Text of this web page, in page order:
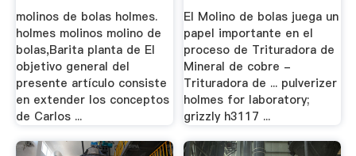
molinos de bolas holmes.
holmes molinos molino de
bolas,Barita planta de El
objetivo general del
presente artículo consiste
en extender los conceptos
de Carlos ...
El Molino de bolas juega un
papel importante en el
proceso de Trituradora de
Mineral de cobre -
Trituradora de ... pulverizer
holmes for laboratory;
grizzly h3117 ...